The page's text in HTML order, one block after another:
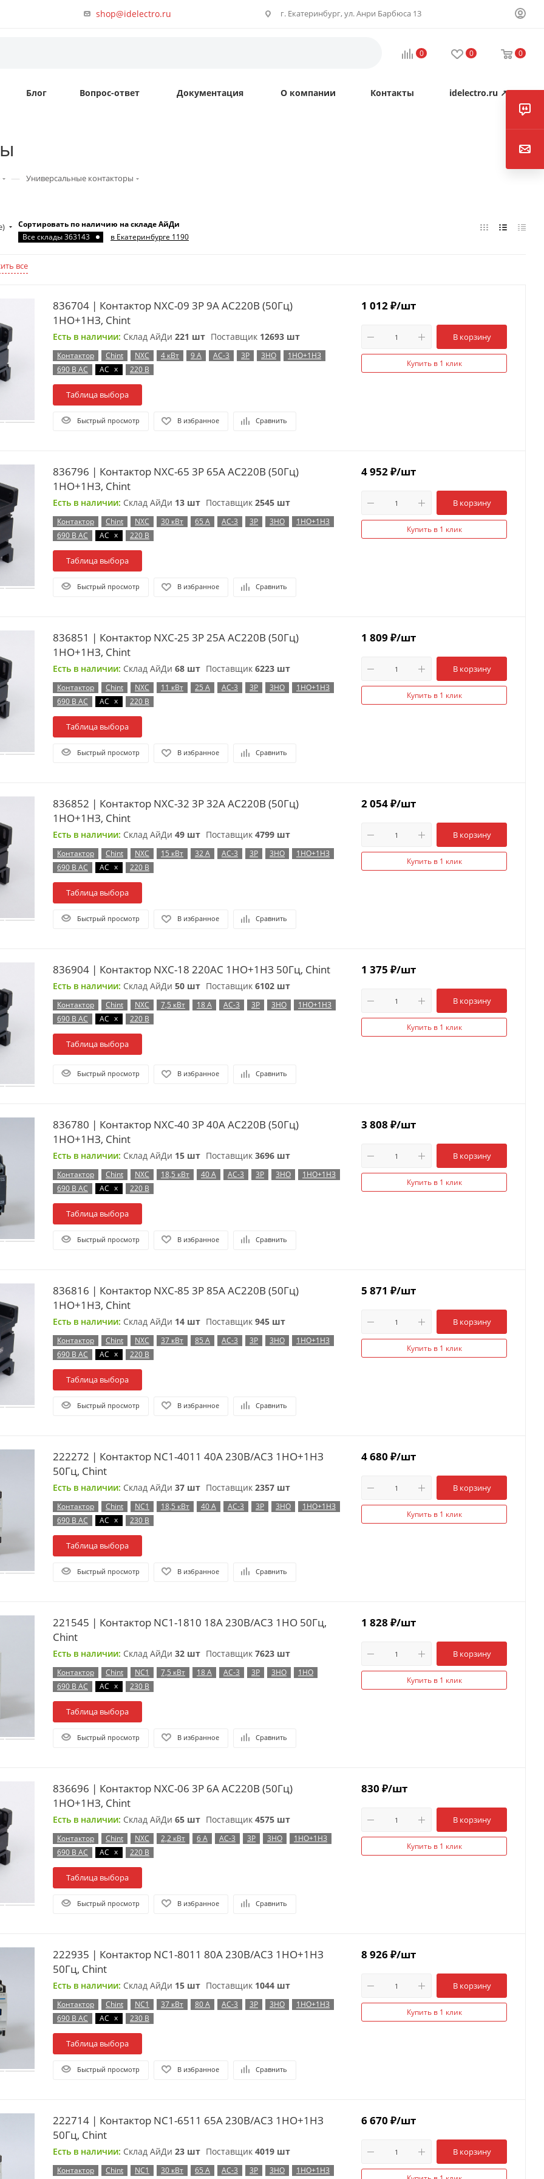
shop@idelectro.ru г. Екатеринбург, ул. Анри Барбюса 13
0 0 0
Блог Вопрос-ответ Документация О компании Контакты idelectro.ru ↗
— Универсальные контакторы
Сортировать по наличию на складе АйДи
Все склады 363143
в Екатеринбурге 1190
все
836704 | Контактор NXC-09 3P 9A AC220B (50Гц)
1НО+1НЗ, Chint
Есть в наличии: Склад АйДи 221 шт Поставщик 12693 шт
Контактор Chint NXC 4 кВт 9 А AC-3 3P 3НО
1НО+1НЗ
690 В AC
AC x 220 В
Таблица выбора
Быстрый просмотр В избранное Сравнить
1 012₽/шт
В корзину
Купить в 1 клик
836796 | Контактор NXC-65 3P 65A AC220B (50Гц)
1НО+1НЗ, Chint
Есть в наличии: Склад АйДи 13 шт Поставщик 2545 шт
Контактор Chint NXC 30 кВт 65 А AC-3 3P 3НО
1НО+1НЗ
690 В AC
AC x 220 В
Таблица выбора
Быстрый просмотр В избранное Сравнить
4 952₽/шт
В корзину
Купить в 1 клик
836851 | Контактор NXC-25 3P 25A AC220B (50Гц)
1НО+1НЗ, Chint
Есть в наличии: Склад АйДи 68 шт Поставщик 6223 шт
Контактор Chint NXC 11 кВт 25 А AC-3 3P 3НО
1НО+1НЗ
690 В AC
AC x 220 В
Таблица выбора
Быстрый просмотр В избранное Сравнить
1 809 ₽/шт
В корзину
Купить в 1 клик
836852 | Контактор NXC-32 3P 32A AC220B (50Гц)
1НО+1НЗ, Chint
Есть в наличии: Склад АйДи 49 шт Поставщик 4799 шт
Контактор Chint NXC 15 кВт 32 А AC-3 3P 3НО
1НО+1НЗ
690 В AC
AC x 220 В
Таблица выбора
Быстрый просмотр В избранное Сравнить
2 054₽/шт
В корзину
Купить в 1 клик
836904 | Контактор NXC-18 220AC 1НО+1НЗ 50Гц, Chint
Есть в наличии: Склад АйДи 50 шт Поставщик 6102 шт
Контактор Chint NXC 7,5 кВт 18 А AC-3 3P 3НО
1НО+1НЗ
690 В AC
AC x 220 В
Таблица выбора
Быстрый просмотр В избранное Сравнить
1 375 ₽/шт
В корзину
Купить в 1 клик
836780 | Контактор NXC-40 3P 40A AC220B (50Гц)
1НО+1НЗ, Chint
Есть в наличии: Склад АйДи 15 шт Поставщик 3696 шт
Контактор Chint NXC 18,5 кВт 40 А AC-3 3P 3НО
1НО+1НЗ
690 В AC
AC x 220 В
Таблица выбора
Быстрый просмотр В избранное Сравнить
3 808 ₽/шт
В корзину
Купить в 1 клик
836816 | Контактор NXC-85 3P 85A AC220B (50Гц)
1НО+1НЗ, Chint
Есть в наличии: Склад АйДи 14 шт Поставщик 945 шт
Контактор Chint NXC 37 кВт 85 А AC-3 3P 3НО
1НО+1НЗ
690 В AC
AC x 220 В
Таблица выбора
Быстрый просмотр В избранное Сравнить
5 871 ₽/шт
В корзину
Купить в 1 клик
222272 | Контактор NC1-4011 40А 230В/АС3 1НО+1НЗ
50Гц, Chint
Есть в наличии: Склад АйДи 37 шт Поставщик 2357 шт
Контактор Chint NC1 18,5 кВт 40 А AC-3 3P 3НО
1НО+1НЗ
690 В AC
AC x 230 В
Таблица выбора
Быстрый просмотр В избранное Сравнить
4 680 ₽/шт
В корзину
Купить в 1 клик
221545 | Контактор NC1-1810 18А 230В/АС3 1НО 50Гц,
Chint
Есть в наличии: Склад АйДи 32 шт Поставщик 7623 шт
Контактор Chint NC1 7,5 кВт 18 А AC-3 3P 3НО
1НО
690 В AC
AC x 230 В
Таблица выбора
Быстрый просмотр В избранное Сравнить
1 828 ₽/шт
В корзину
Купить в 1 клик
836696 | Контактор NXC-06 3P 6A AC220B (50Гц)
1НО+1НЗ, Chint
Есть в наличии: Склад АйДи 65 шт Поставщик 4575 шт
Контактор Chint NXC 2,2 кВт 6 А AC-3 3P 3НО
1НО+1НЗ
690 В AC
AC x 220 В
Таблица выбора
Быстрый просмотр В избранное Сравнить
830 ₽/шт
В корзину
Купить в 1 клик
222935 | Контактор NC1-8011 80А 230В/АС3 1НО+1НЗ
50Гц, Chint
Есть в наличии: Склад АйДи 15 шт Поставщик 1044 шт
Контактор Chint NC1 37 кВт 80 А AC-3 3P 3НО
1НО+1НЗ
690 В AC
AC x 230 В
Таблица выбора
Быстрый просмотр В избранное Сравнить
8 926₽/шт
В корзину
Купить в 1 клик
222714 | Контактор NC1-6511 65А 230В/АС3 1НО+1НЗ
50Гц, Chint
Есть в наличии: Склад АйДи 23 шт Поставщик 4019 шт
Контактор Chint NC1 30 кВт 65 А AC-3 3P 3НО
1НО+1НЗ
6 670 ₽/шт
В корзину